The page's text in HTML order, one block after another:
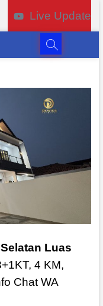
Live Update
Luas
4 KM,
Chat WA